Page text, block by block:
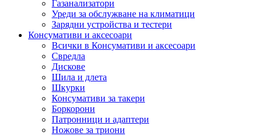
Газанализатори
Уреди за обслужване на климатици
Зарядни устройства и тестери
Консумативи и аксесоари
Всички в Консумативи и аксесоари
Свредла
Дискове
Шила и длета
Шкурки
Консумативи за такери
Боркорони
Патронници и адаптери
Ножове за триони